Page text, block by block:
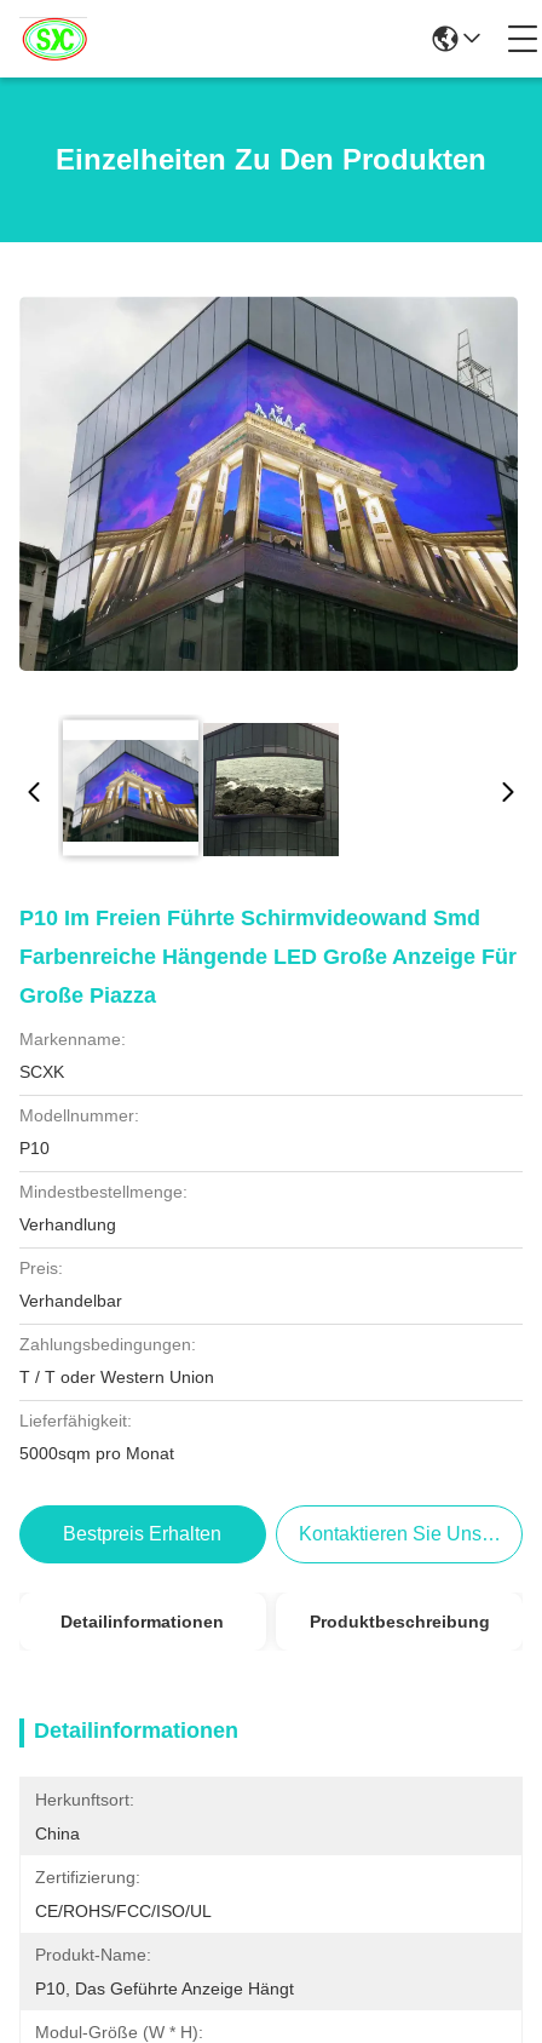
Einzelheiten Zu Den Produkten
P10 Im Freien Führte Schirmvideowand Smd
Farbenreiche Hängende LED Große Anzeige Für
Große Piazza
Markenname:
SCXK
Modellnummer:
P10
Mindestbestellmenge:
Verhandlung
Preis:
Verhandelbar
Zahlungsbedingungen:
T / T oder Western Union
Lieferfähigkeit:
5000sqm pro Monat
Bestpreis Erhalten Kontaktieren Sie Uns Jetzt
Detailinformationen Produktbeschreibung
Detailinformationen
Herkunftsort:
China
Zertifizierung:
CE/ROHS/FCC/ISO/UL
Produkt-Name:
P10, Das Geführte Anzeige Hängt
Modul-Größe (W * H):